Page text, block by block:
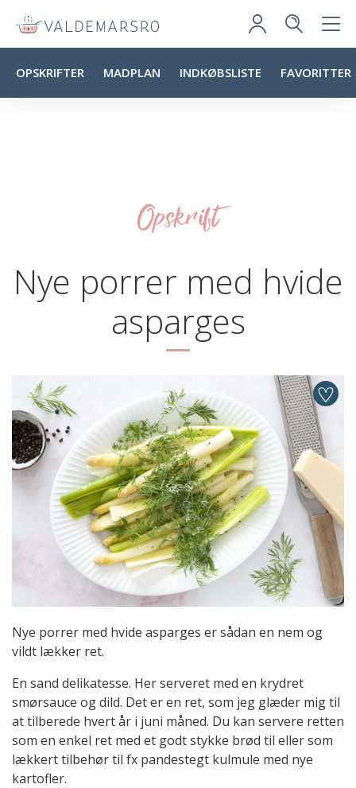
OPSKRIFTER MADPLAN INDKØBSLISTE FAVORITTER
Opskrift
Nye porrer med hvide
asparges
Nye porrer med hvide asparges er sådan en nem og
vildt lækker ret.
En sand delikatesse. Her serveret med en krydret
smørsauce og dild. Det er en ret, som jeg glæder mig til
at tilberede hvert år i juni måned. Du kan servere retten
som en enkel ret med et godt stykke brød til eller som
lækkert tilbehør til fx pandestegt kulmule med nye
kartofler.